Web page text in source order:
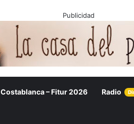
Publicidad
Costablanca – Fitur 2026 Radio